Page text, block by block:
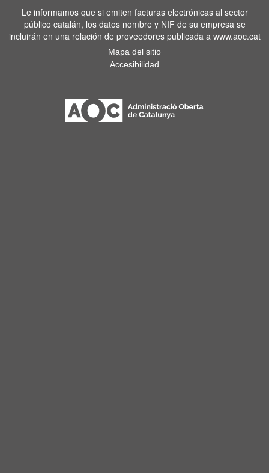
Le informamos que si emiten facturas electrónicas al sector
público catalán, los datos nombre y NIF de su empresa se
incluirán en una relación de proveedores publicada a www.aoc.cat
Mapa del sitio
Accesibilidad